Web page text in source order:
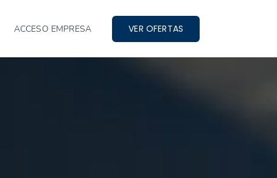
ACCESO EMPRESA VER OFERTAS